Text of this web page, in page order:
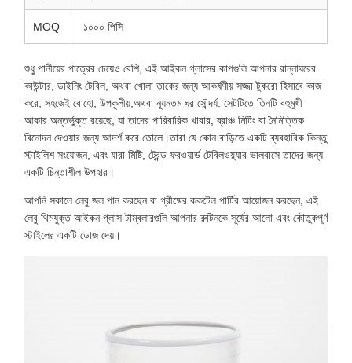
MOQ ১০০০ পিসি
শুধু পানীয়ের পাত্রের চেয়েও বেশি, এই আইকন গ্লাসের কাপগুলি আপনার রান্নাঘরের
কাউন্টার, ডাইনিং টেবিল, অথবা খোলা তাকের জন্য আকর্ষণীয় সজ্জা টুকরো হিসাবে কাজ
করে, সহজেই বোহো, উপকূলীয়,অথবা ন্যূনতম ঘর সৌন্দর্য. সেটটিতে তিনটি বহুমুখী
আকার অন্তর্ভুক্ত রয়েছে, যা তাদের পারিবারিক খাবার, ব্রাঞ্চ মিটিং বা নৈমিত্তিক
বিনোদন দেওয়ার জন্য আদর্শ করে তোলে।তারা যে কোন বাড়িতে একটি ব্যবহারিক কিন্তু
স্টাইলিশ সংযোজন, এবং যারা মিষ্টি, ট্রেন্ড ফরওয়ার্ড টেবিলওয়্যার ভালবাসে তাদের জন্য
একটি চিন্তাশীল উপহার।
আপনি সকালে লেবু জল পান করছেন বা গ্রীষ্মের ককটেল পার্টির আয়োজন করছেন, এই
লেবু থিমযুক্ত আইকন গ্লাস টাম্বলারগুলি আপনার রুটিনকে সূর্যের আলো এবং কৌতুকপূর্ণ
স্টাইলের একটি ডোজ দেয়।